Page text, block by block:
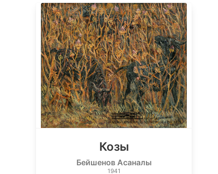
Козы
Бейшенов Асаналы
1941